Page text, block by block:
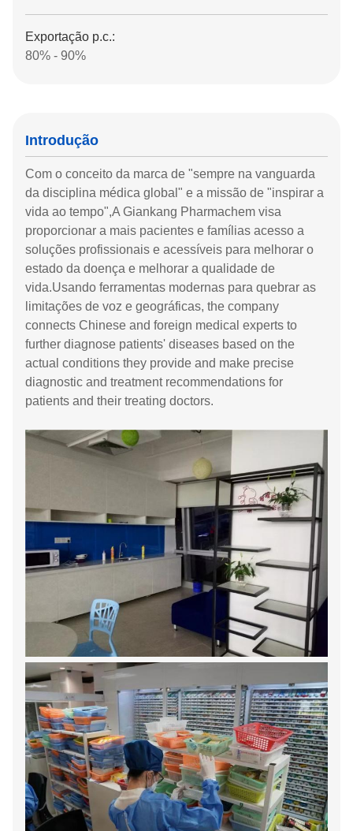
Exportação p.c.:
80% - 90%
Introdução
Com o conceito da marca de "sempre na vanguarda
da disciplina médica global" e a missão de "inspirar a
vida ao tempo",A Giankang Pharmachem visa
proporcionar a mais pacientes e famílias acesso a
soluções profissionais e acessíveis para melhorar o
estado da doença e melhorar a qualidade de
vida.Usando ferramentas modernas para quebrar as
limitações de voz e geográficas, the company
connects Chinese and foreign medical experts to
further diagnose patients' diseases based on the
actual conditions they provide and make precise
diagnostic and treatment recommendations for
patients and their treating doctors.